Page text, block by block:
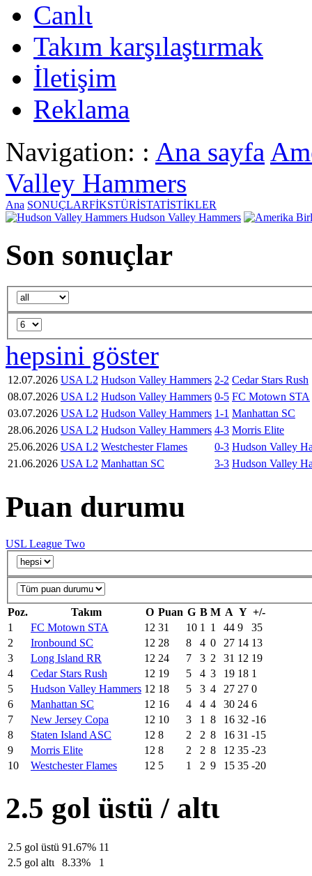
Canlι
Takım karşılaştırmak
İletişim
Reklama
Navigation: : Ana sayfa
Valley Hammers
Ana SONUÇLARFİKSTÜRİSTATİSTİKLER
Hudson Valley Hammers
Son sonuçlar
hepsini göster
12.07.2026 USA L2 Hudson Valley Hammers 2-2 Cedar Stars Rush
08.07.2026 USA L2 Hudson Valley Hammers 0-5 FC Motown STA
03.07.2026 USA L2 Hudson Valley Hammers 1-1 Manhattan SC
28.06.2026 USA L2 Hudson Valley Hammers 4-3 Morris Elite
25.06.2026 USA L2 Westchester Flames 0-3 Hudson Valley
21.06.2026 USA L2 Manhattan SC 3-3 Hudson Valley
Puan durumu
USL League Two
Poz. Takım O Puan G B M A Y +/-
1
FC Motown STA 12 31 10 1 1 44 9
35
2
Ironbound SC 12 28 8 4 0 27 14 13
3
Long Island RR 12 24 7 3 2 31 12 19
4
Cedar Stars Rush 12 19 5 4 3 19 18 1
5
Hudson Valley Hammers 12 18 5 3 4 27 27 0
6
Manhattan SC 12 16 4 4 4 30 24 6
7
New Jersey Copa 12 10 3 1 8 16 32 -16
8
Staten Island ASC 12 8 2 2 8 16 31 -15
9
Morris Elite 12 8 2 2 8 12 35 -23
10
Westchester Flames 12 5 1 2 9 15 35 -20
2.5 gol üstü / altι
2.5 gol üstü 91.67% 11
2.5 gol altι
8.33% 1